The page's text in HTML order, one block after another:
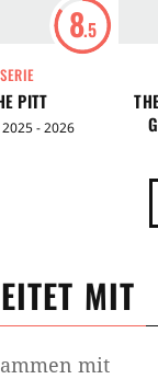
8.5
SERIE
PITT
- 2026
MIT
mit